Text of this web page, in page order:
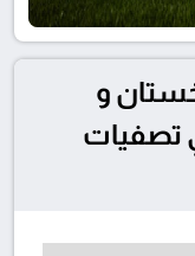
و
2025-11-15 في تصفيات